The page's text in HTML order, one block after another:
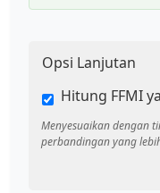
Opsi Lanjutan
Hitung FFMI
Menyesuaikan dengan
perbandingan yang